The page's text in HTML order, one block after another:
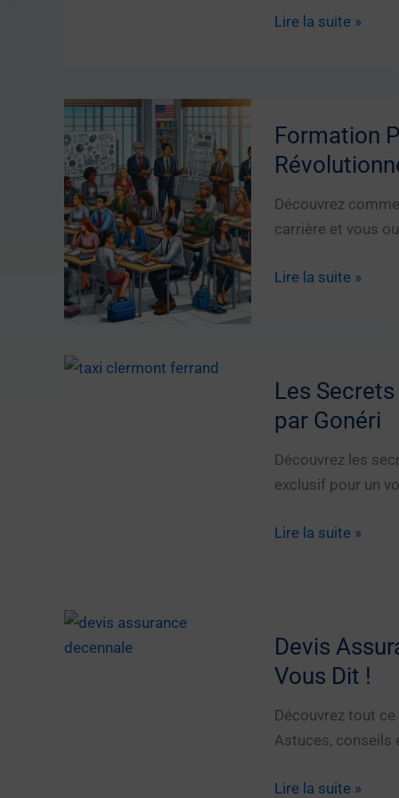
Le
Le
Révélations
Surprenantes
par
Gonéri
Lire la suite »
Formation
Découvrez
carrière et vous
Formation
pour
Révolutionner
Votre
Carrière
Lire la suite »
Les
par Gonéri
Découvrez les
exclusif pour un
Les
Clermont-
Ferrand
Révélés
par
Lire la suite »
Devis
Vous Dit !
Découvrez tout
Astuces, conseils
Devis
Lire la suite »